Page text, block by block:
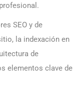
SEO y de
la indexación en
de
elementos clave de